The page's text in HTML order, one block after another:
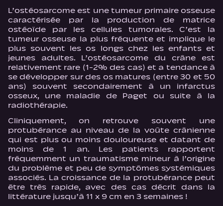
L’ostéosarcome est une tumeur primaire osseuse
caractérisée par la production de matrice
ostéoïde par les cellules tumorales. C’est la
tumeur osseuse la plus fréquente et implique le
plus souvent les os longs chez les enfants et
jeunes adultes. L’ostéosarcome du crâne est
relativement rare (1-2% des cas) et a tendance à
se développer sur des os matures (entre 30 et 50
ans) souvent secondairement à un infarctus
osseux, une maladie de Paget ou suite à la
radiothérapie.
Cliniquement, on retrouve souvent une
protubérance au niveau de la voûte crânienne
qui est plus ou moins douloureuse et datant de
moins de 1 an. Les patients rapportent
fréquemment un traumatisme mineur à l’origine
du problème et peu de symptômes systémiques
associés. La croissance de la protubérance peut
être très rapide, avec des cas décrit dans la
littérature jusqu’à 11 x 9 cm en 3 semaines !